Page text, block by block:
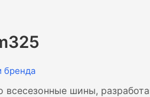
бренда
шины,